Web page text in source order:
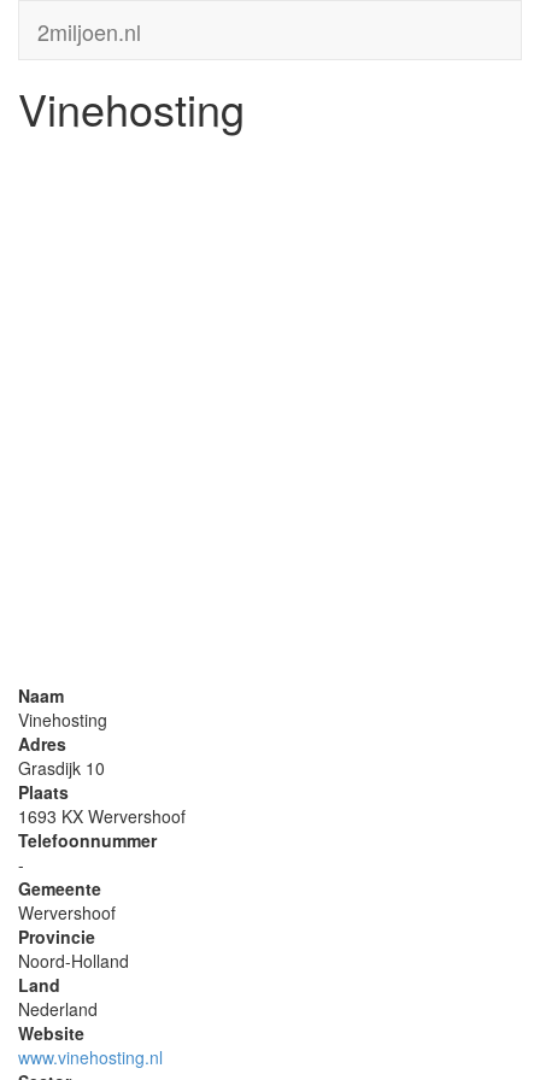
2miljoen.nl
Vinehosting
Naam
Vinehosting
Adres
Grasdijk 10
Plaats
1693 KX Wervershoof
Telefoonnummer
-
Gemeente
Wervershoof
Provincie
Noord-Holland
Land
Nederland
Website
www.vinehosting.nl